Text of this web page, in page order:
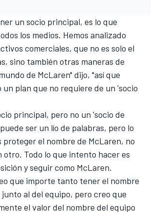
un socio principal, es lo que
los medios. Hemos analizado
comerciales, que no es solo el
sino también otras maneras de
de McLaren" dijo, "así que
un plan que no requiere de un 'socio
principal, pero no un 'socio de
ser un lío de palabras, pero lo
proteger el nombre de McLaren, no
otro. Todo lo que intento hacer es
y seguir como McLaren.
que importe tanto tener el nombre
al del equipo, pero creo que
el valor del nombre del equipo